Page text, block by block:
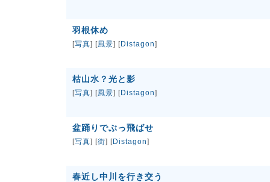
羽根休め
[写真] [風景] [Distagon]
枯山水？光と影
[写真] [風景] [Distagon]
盆踊りでぶっ飛ばせ
[写真] [街] [Distagon]
春近し中川を行き交う